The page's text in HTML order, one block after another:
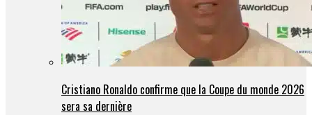
Cristiano Ronaldo confirme que la Coupe du monde 2026
sera sa dernière